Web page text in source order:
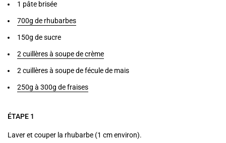
1 pâte brisée
700g de rhubarbes
150g de sucre
2 cuillères à soupe de crème
2 cuillères à soupe de fécule de mais
250g à 300g de fraises
ÉTAPE 1
Laver et couper la rhubarbe (1 cm environ).